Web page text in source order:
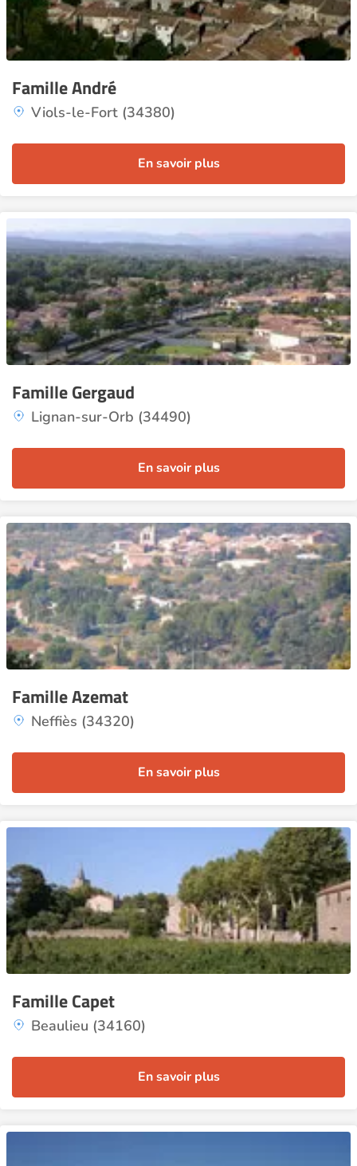
Famille André
Viols-le-Fort (34380)
En savoir plus
Famille Gergaud
Lignan-sur-Orb (34490)
En savoir plus
Famille Azemat
Neffiès (34320)
En savoir plus
Famille Capet
Beaulieu (34160)
En savoir plus